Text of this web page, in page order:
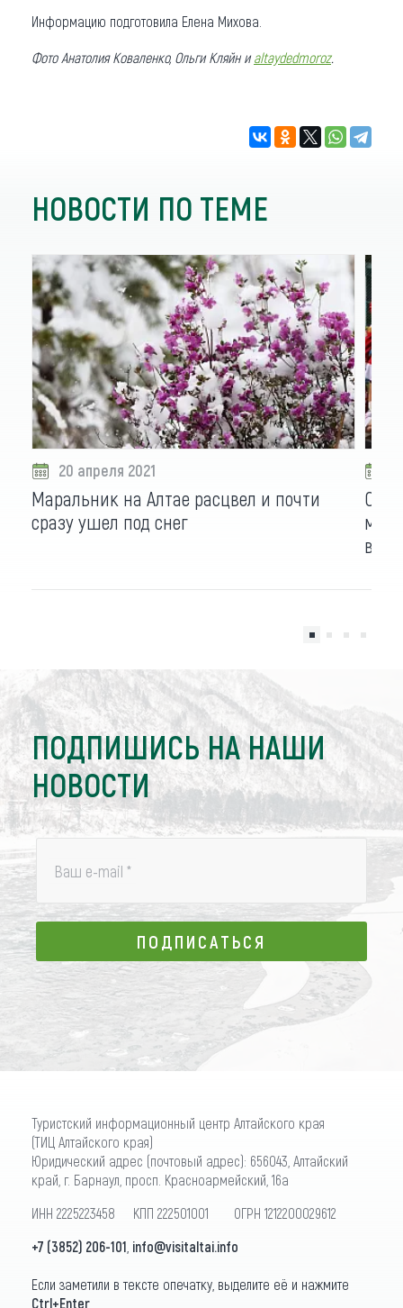
Информацию подготовила Елена Михова.
Фото Анатолия Коваленко, Ольги Кляйн и altaydedmoroz.
НОВОСТИ ПО ТЕМЕ
20 апреля 2021
Маральник на Алтае расцвел и почти
сразу ушел под снег
С
ПОДПИШИСЬ НА НАШИ
НОВОСТИ
Ваш e-mail *
ПОДПИСАТЬСЯ
ПОДПИСАТЬСЯ
Туристский информационный центр Алтайского края
(ТИЦ Алтайского края)
Юридический адрес (почтовый адрес): 656043, Алтайский
край, г. Барнаул, просп. Красноармейский, 16а
ИНН 2225223458 КПП 222501001 ОГРН 1212200029612
+7 (3852) 206-101 info@visitaltai.info
Если заметили в тексте опечатку, выделите её и нажмите
Ctrl+Enter